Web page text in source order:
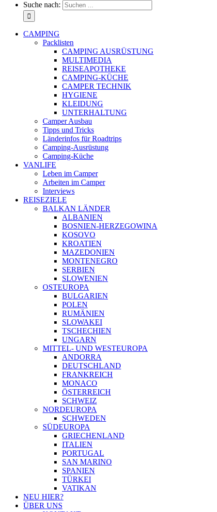
Suche nach:
CAMPING
Packlisten
CAMPING AUSRÜSTUNG
MULTIMEDIA
REISEAPOTHEKE
CAMPING-KÜCHE
CAMPER TECHNIK
HYGIENE
KLEIDUNG
UNTERHALTUNG
Camper Ausbau
Tipps und Tricks
Länderinfos für Roadtrips
Camping-Ausrüstung
Camping-Küche
VANLIFE
Leben im Camper
Arbeiten im Camper
Interviews
REISEZIELE
BALKAN LÄNDER
ALBANIEN
BOSNIEN-HERZEGOWINA
KOSOVO
KROATIEN
MAZEDONIEN
MONTENEGRO
SERBIEN
SLOWENIEN
OSTEUROPA
BULGARIEN
POLEN
RUMÄNIEN
SLOWAKEI
TSCHECHIEN
UNGARN
MITTEL- UND WESTEUROPA
ANDORRA
DEUTSCHLAND
FRANKREICH
MONACO
ÖSTERREICH
SCHWEIZ
NORDEUROPA
SCHWEDEN
SÜDEUROPA
GRIECHENLAND
ITALIEN
PORTUGAL
SAN MARINO
SPANIEN
TÜRKEI
VATIKAN
NEU HIER?
ÜBER UNS